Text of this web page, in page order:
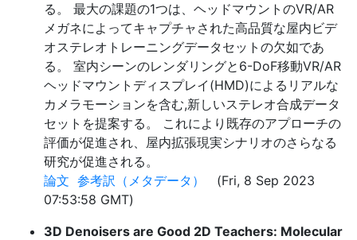
る。 最大の課題の1つは、ヘッドマウントのVR/AR
メガネによってキャプチャされた高品質な屋内ビデ
オステレオトレーニングデータセットの欠如であ
る。 室内シーンのレンダリングと6-DoF移動VR/AR
ヘッドマウントディスプレイ(HMD)によるリアルな
カメラモーションを含む,新しいステレオ合成データ
セットを提案する。 これにより既存のアプローチの
評価が促進され、屋内拡張現実シナリオのさらなる
研究が促進される。
論文 参考訳（メタデータ）
(Fri, 8 Sep 2023
07:53:58 GMT)
3D Denoisers are Good 2D Teachers: Molecular